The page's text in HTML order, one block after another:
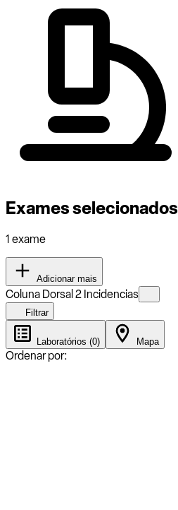
Exames selecionados
1 exame
Adicionar mais
Coluna Dorsal 2 Incidencias
Filtrar
Laboratórios (0) Mapa
Ordenar por: